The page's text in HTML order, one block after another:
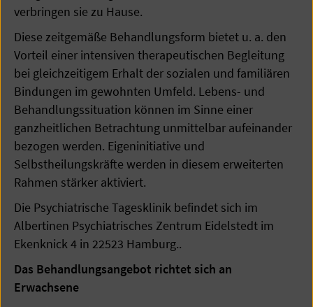
verbringen sie zu Hause.
Diese zeitgemäße Behandlungsform bietet u. a. den
Vorteil einer intensiven therapeutischen Begleitung
bei gleichzeitigem Erhalt der sozialen und familiären
Bindungen im gewohnten Umfeld. Lebens- und
Behandlungssituation können im Sinne einer
ganzheitlichen Betrachtung unmittelbar aufeinander
bezogen werden. Eigeninitiative und
Selbstheilungskräfte werden in diesem erweiterten
Rahmen stärker aktiviert.
Die Psychiatrische Tagesklinik befindet sich im
Albertinen Psychiatrisches Zentrum Eidelstedt im
Ekenknick 4 in 22523 Hamburg..
Das Behandlungsangebot richtet sich an
Erwachsene